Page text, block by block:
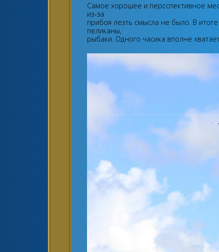
Самое хорошее и персспективное
из-за
прибоя лезть смысла не было. В
пеликаны,
рыбаки. Одного часика вполне